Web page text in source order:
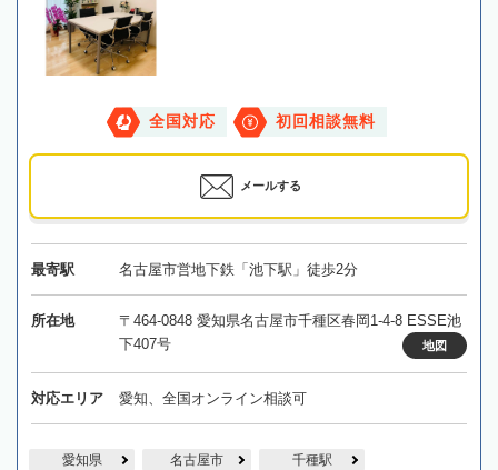
全国対応 初回相談無料
メールする
最寄駅 名古屋市営地下鉄「池下駅」徒歩2分
所在地
〒464-0848 愛知県名古屋市千種区春岡1-4-8 ESSE池
下407号
地図
対応エリア 愛知、全国オンライン相談可
愛知県 名古屋市 千種駅